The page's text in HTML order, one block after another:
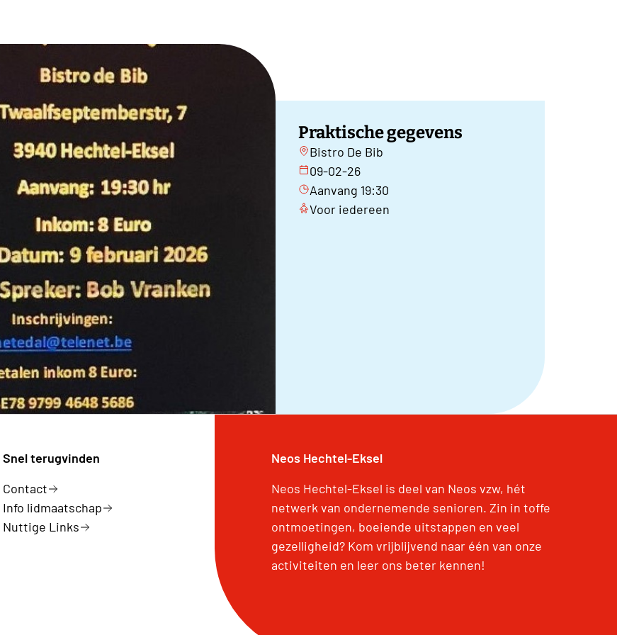
Praktische gegevens
Bistro De Bib
09-02-26
Aanvang 19:30
Voor iedereen
Snel terugvinden
Contact
Info lidmaatschap
Nuttige Links
Neos Hechtel-Eksel
Neos Hechtel-Eksel is deel van Neos vzw, hét
netwerk van ondernemende senioren. Zin in toffe
ontmoetingen, boeiende uitstappen en veel
gezelligheid? Kom vrijblijvend naar één van onze
activiteiten en leer ons beter kennen!